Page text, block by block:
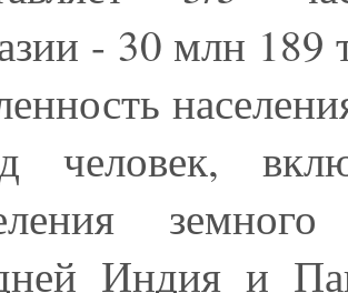
- 30 млн
человек,
Индия и